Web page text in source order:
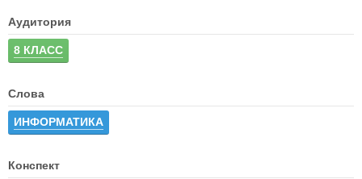
Аудитория
8 КЛАСС
Слова
ИНФОРМАТИКА
Конспект